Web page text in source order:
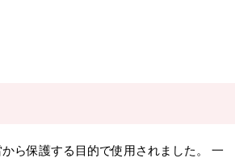
ら保護する目的で使用されました。 一